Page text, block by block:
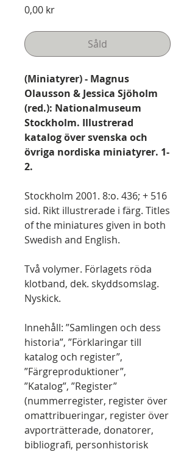
0,00 krPris
Såld
(Miniatyrer) - Magnus
Olausson & Jessica Sjöholm
(red.): Nationalmuseum
Stockholm. Illustrerad
katalog över svenska och
övriga nordiska miniatyrer. 1-
2.
Stockholm 2001. 8:o. 436; + 516
sid. Rikt illustrerade i färg. Titles
of the miniatures given in both
Swedish and English.
Två volymer. Förlagets röda
klotband, dek. skyddsomslag.
Nyskick.
Innehåll: ”Samlingen och dess
historia”, ”Förklaringar till
katalog och register”,
”Färgreproduktioner”,
”Katalog”, ”Register”
(nummerregister, register över
omattribueringar, register över
avporträtterade, donatorer,
bibliografi, personhistorisk